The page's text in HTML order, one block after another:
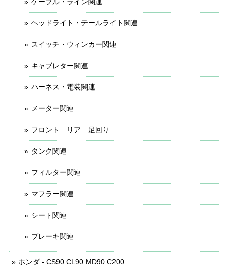
ヘッドライト・テールライト関連
スイッチ・ウィンカー関連
キャブレター関連
ハーネス・電装関連
メーター関連
フロント リア 足回り
タンク関連
フィルター関連
マフラー関連
シート関連
ブレーキ関連
ホンダ - CS90 CL90 MD90 C200